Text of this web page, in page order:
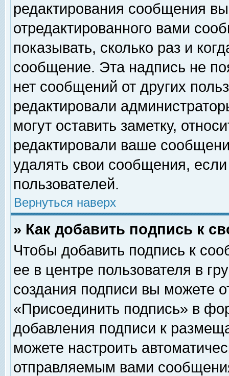
редактирования сообщения
отредактированного вами
показывать, сколько раз и
сообщение. Эта надпись не
нет сообщений от других
редактировали
могут оставить заметку,
редактировали ваше
удалять свои сообщения,
пользователей.
Вернуться наверх
» Как добавить подпись к
Чтобы добавить подпись к
ее в центре пользователя в
создания подписи вы можете
«Присоединить подпись» в
добавления подписи к
можете настроить
отправляемым вами